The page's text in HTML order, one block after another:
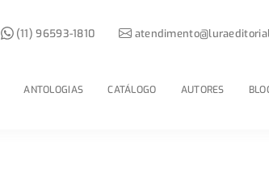
ANTOLOGIAS CATÁLOGO AUTORES
(11) 96593-1810